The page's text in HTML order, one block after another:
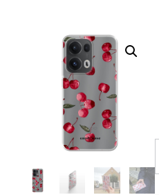
Collecties
Contact